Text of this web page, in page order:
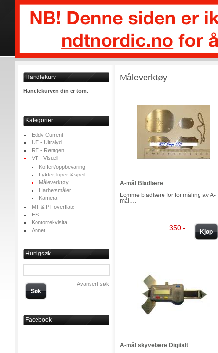
Handlekurv
Handlekurven din er tom.
Kategorier
Eddy Current
UT - Ultralyd
RT - Røntgen
VT - Visuell
Koffert/oppbevaring
Lykter, luper & speil
Måleverktøy
Harhetsmåler
Kamera
MT & PT overflate
HS
Kontorrekvisita
Annet
Hurtigsøk
Avansert søk
Søk
Facebook
Måleverktøy
A-mål Bladlære
Lomme bladlære for for måling av A-
mål.…
350,- Kjøp
A-mål skyvelære Digitalt